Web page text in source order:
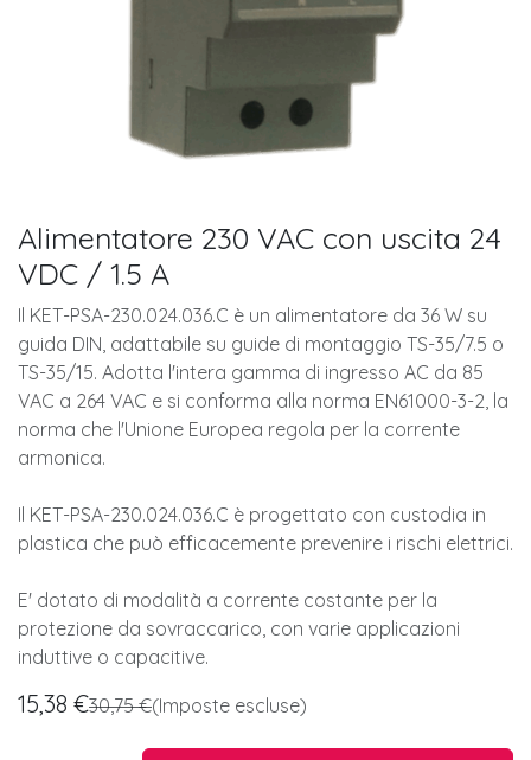
Alimentatore 230 VAC con uscita 24
VDC / 1.5 A
Il KET-PSA-230.024.036.C è un alimentatore da 36 W su
guida DIN, adattabile su guide di montaggio TS-35/7.5 o
TS-35/15. Adotta l'intera gamma di ingresso AC da 85
VAC a 264 VAC e si conforma alla norma EN61000-3-2, la
norma che l'Unione Europea regola per la corrente
armonica.
Il KET-PSA-230.024.036.C è progettato con custodia in
plastica che può efficacemente prevenire i rischi elettrici.
E' dotato di modalità a corrente costante per la
protezione da sovraccarico, con varie applicazioni
induttive o capacitive.
15,38 €30,75€(Imposte escluse)